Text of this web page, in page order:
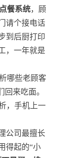
餐系统，顾
请个接电话
到后厨打印
，一年就是
哪些老顾客
回来吃面。
，手机上一
公司最擅长
得起的“小